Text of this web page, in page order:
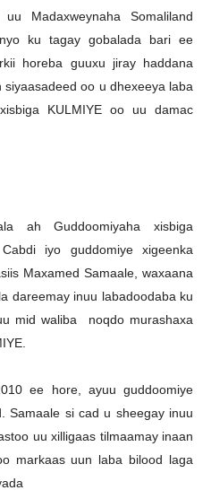
uu Madaxweynaha Somaliland
ku tagay gobalada bari ee
horeba guuxu jiray haddana
oo u dhexeeya laba
KULMIYE oo uu damac
ah Guddoomiyaha xisbiga
iyo guddomiye xigeenka
Maxamed Samaale, waxaana
dareemay inuu labadoodaba ku
mid waliba noqdo murashaxa
ee hore, ayuu guddoomiye
Samaale si cad u sheegay inuu
uu xilligaas tilmaamay inaan
markaas uun laba bilood laga